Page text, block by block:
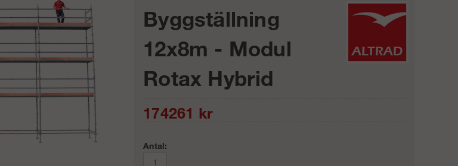
Byggställning
12x8m - Modul
Rotax Hybrid
174261 kr
Antal: